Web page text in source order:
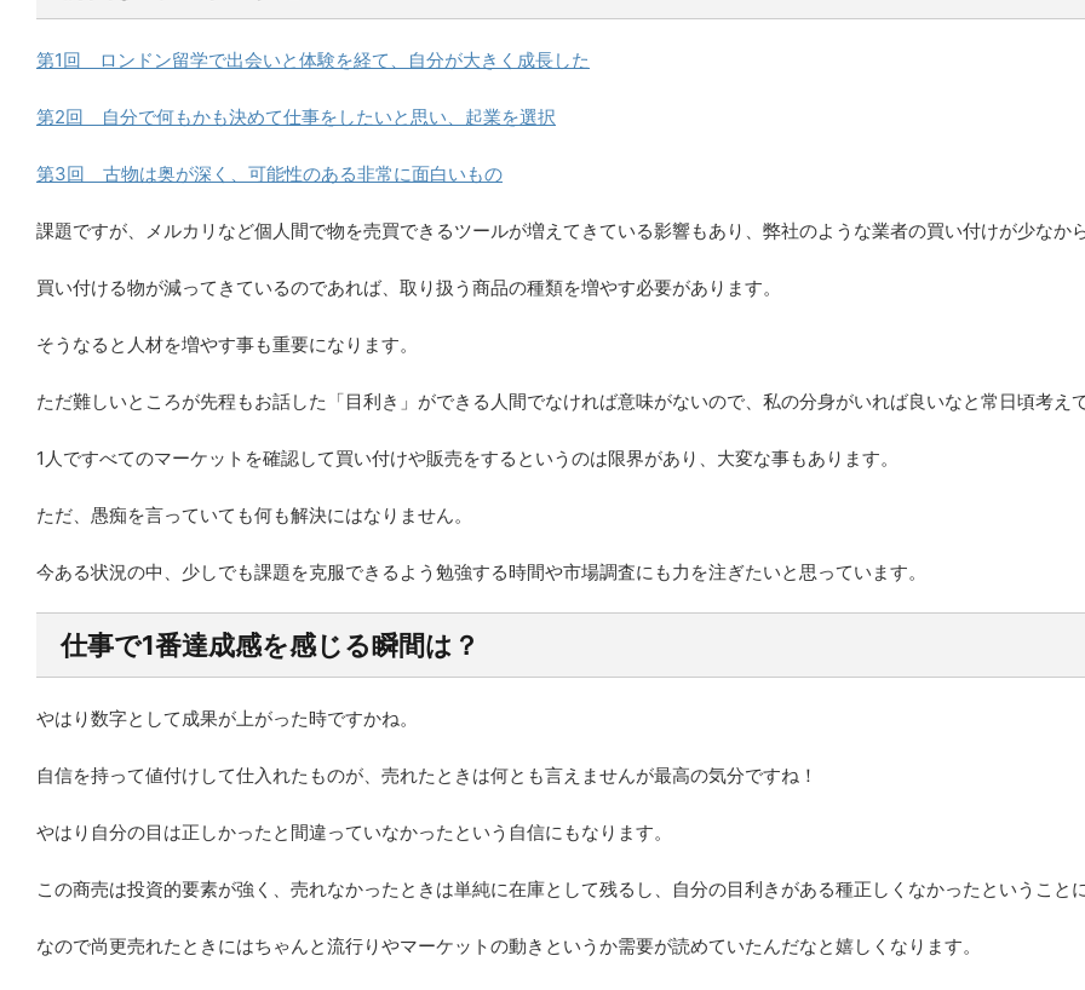
第1回 ロンドン留学で出会いと体験を経て、自分が大きく成長した
第2回 自分で何もかも決めて仕事をしたいと思い、起業を選択
第3回 古物は奥が深く、可能性のある非常に面白いもの
課題ですが、メルカリなど個人間で物を売買できるツールが増えてきている影響もあり、弊社のような業者の買い付けが少なか
買い付ける物が減ってきているのであれば、取り扱う商品の種類を増やす必要があります。
そうなると人材を増やす事も重要になります。
ただ難しいところが先程もお話した「目利き」ができる人間でなければ意味がないので、私の分身がいれば良いなと常日頃考えて
1人ですべてのマーケットを確認して買い付けや販売をするというのは限界があり、大変な事もあります。
ただ、愚痴を言っていても何も解決にはなりません。
今ある状況の中、少しでも課題を克服できるよう勉強する時間や市場調査にも力を注ぎたいと思っています。
仕事で1番達成感を感じる瞬間は？
やはり数字として成果が上がった時ですかね。
自信を持って値付けして仕入れたものが、売れたときは何とも言えませんが最高の気分ですね！
やはり自分の目は正しかったと間違っていなかったという自信にもなります。
この商売は投資的要素が強く、売れなかったときは単純に在庫として残るし、自分の目利きがある種正しくなかったということ
なので尚更売れたときにはちゃんと流行りやマーケットの動きというか需要が読めていたんだなと嬉しくなります。